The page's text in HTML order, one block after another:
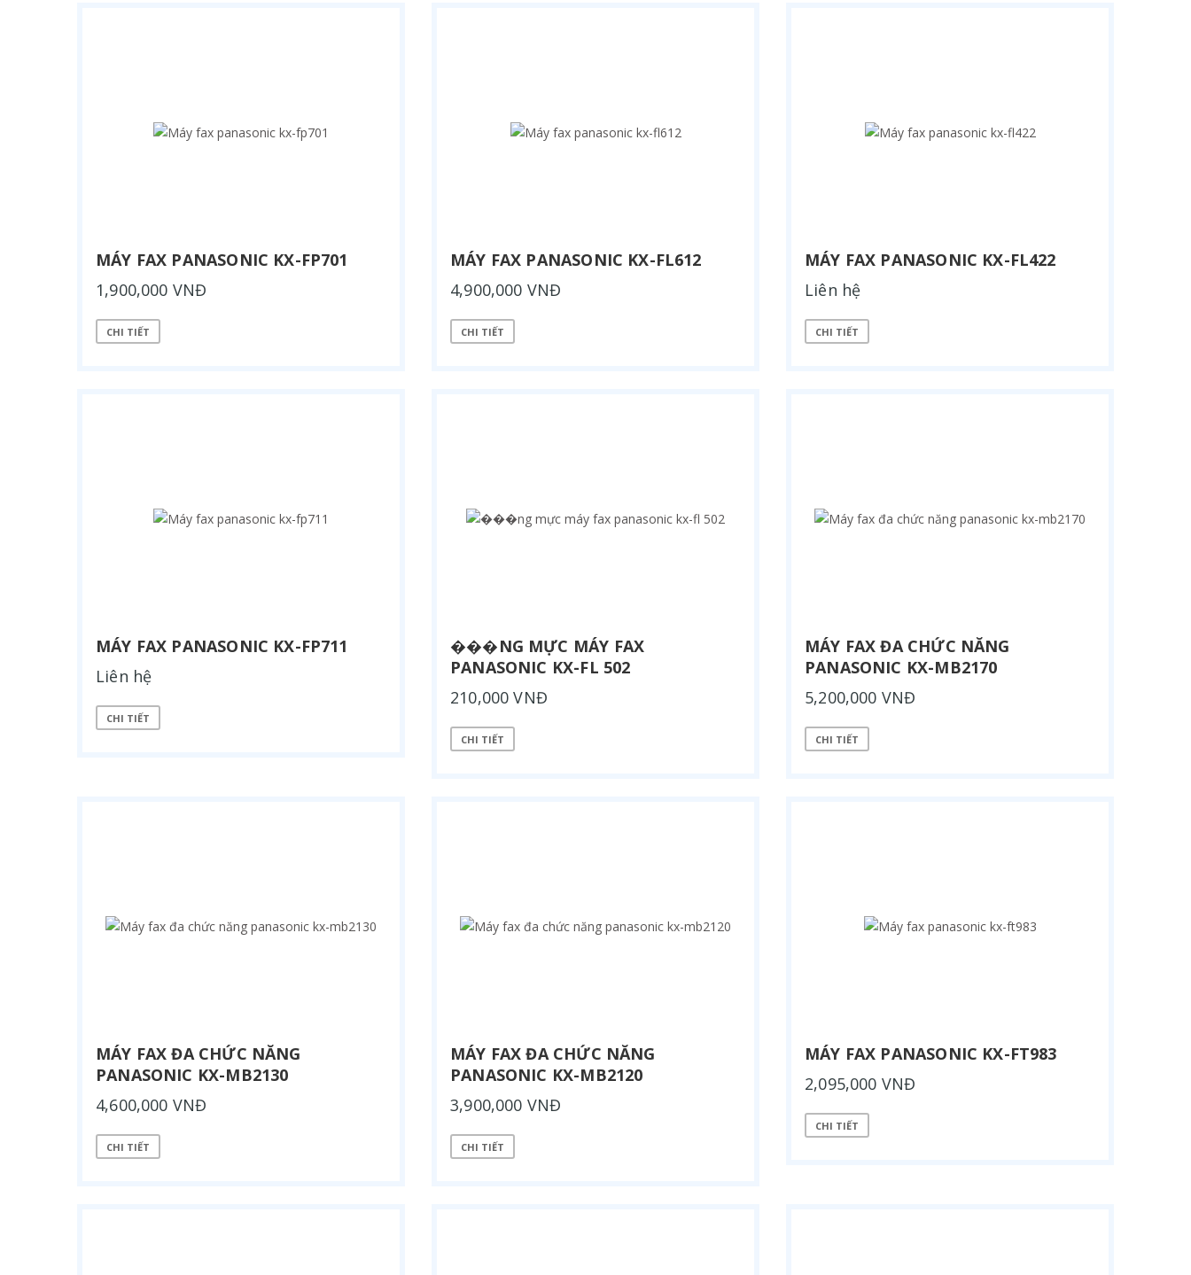
MÁY FAX PANASONIC KX-FP701
1,900,000 VNĐ
CHI TIẾT
MÁY FAX PANASONIC KX-FL612
4,900,000 VNĐ
CHI TIẾT
MÁY FAX PANASONIC KX-FL422
Liên hệ
CHI TIẾT
MÁY FAX PANASONIC KX-FP711
Liên hệ
CHI TIẾT
���NG MỰC MÁY FAX
PANASONIC KX-FL 502
210,000 VNĐ
CHI TIẾT
MÁY FAX ĐA CHỨC NĂNG
PANASONIC KX-MB2170
5,200,000 VNĐ
CHI TIẾT
MÁY FAX ĐA CHỨC NĂNG
PANASONIC KX-MB2130
4,600,000 VNĐ
CHI TIẾT
MÁY FAX ĐA CHỨC NĂNG
PANASONIC KX-MB2120
3,900,000 VNĐ
CHI TIẾT
MÁY FAX PANASONIC KX-FT983
2,095,000 VNĐ
CHI TIẾT